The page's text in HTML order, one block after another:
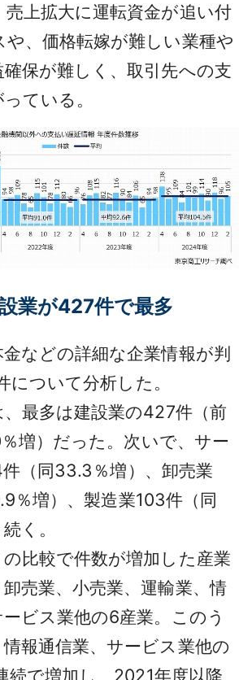
上拡大に運転資金が追い付
や、価格転嫁が難しい業種や
保が難しく、取引先への支
ている。
業が427件で最多
などの詳細な企業情報が判
について分析した。
最多は建設業の427件（前
増）だった。次いで、サー
（同33.3％増）、卸売業
％増）、製造業103件（同
く。
比較で件数が増加した産業
売業、小売業、運輸業、情
ビス業他の6産業。このう
報通信業、サービス業他の
続で増加し、2021年度以降